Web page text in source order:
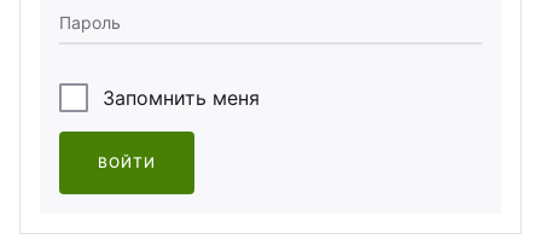
Пароль
Запомнить меня
ВОЙТИ